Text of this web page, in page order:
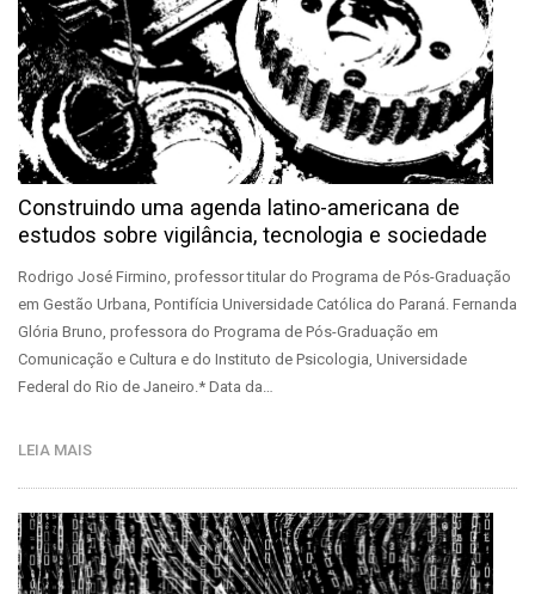
Construindo uma agenda latino-americana de
estudos sobre vigilância, tecnologia e sociedade
Rodrigo José Firmino, professor titular do Programa de Pós-Graduação
em Gestão Urbana, Pontifícia Universidade Católica do Paraná. Fernanda
Glória Bruno, professora do Programa de Pós-Graduação em
Comunicação e Cultura e do Instituto de Psicologia, Universidade
Federal do Rio de Janeiro.* Data da…
LEIA MAIS